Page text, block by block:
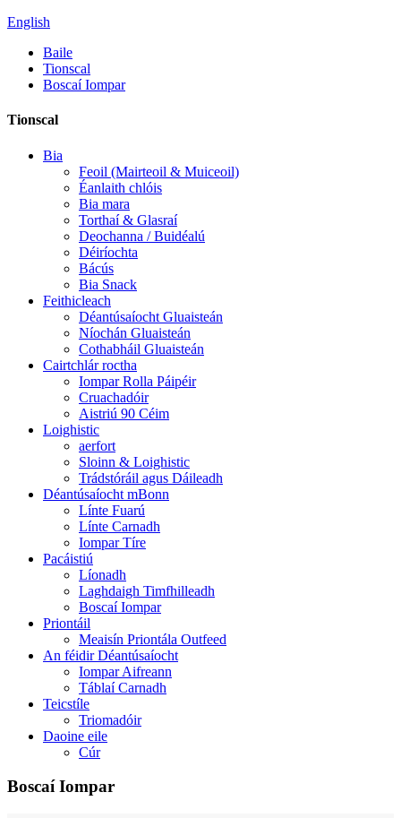
English
Baile
Tionscal
Boscaí Iompar
Tionscal
Bia
Feoil (Mairteoil & Muiceoil)
Éanlaith chlóis
Bia mara
Torthaí & Glasraí
Deochanna / Buidéalú
Déiríochta
Bácús
Bia Snack
Feithicleach
Déantúsaíocht Gluaisteán
Níochán Gluaisteán
Cothabháil Gluaisteán
Cairtchlár roctha
Iompar Rolla Páipéir
Cruachadóir
Aistriú 90 Céim
Loighistic
aerfort
Sloinn & Loighistic
Trádstóráil agus Dáileadh
Déantúsaíocht mBonn
Línte Fuarú
Línte Carnadh
Iompar Tíre
Pacáistiú
Líonadh
Laghdaigh Timfhilleadh
Boscaí Iompar
Priontáil
Meaisín Priontála Outfeed
An féidir Déantúsaíocht
Iompar Aifreann
Táblaí Carnadh
Teicstíle
Triomadóir
Daoine eile
Cúr
Boscaí Iompar